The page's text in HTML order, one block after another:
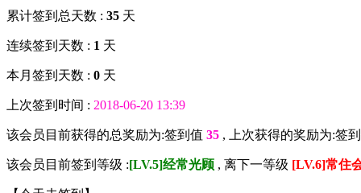
累计签到总天数 : 35 天
连续签到天数 : 1 天
本月签到天数 : 0 天
上次签到时间 : 2018-06-20 13:39
该会员目前获得的总奖励为:签到值 35 , 上次获得的奖励为:签
该会员目前签到等级 :[LV.5]经常光顾 , 离下一等级 [LV.6]常住